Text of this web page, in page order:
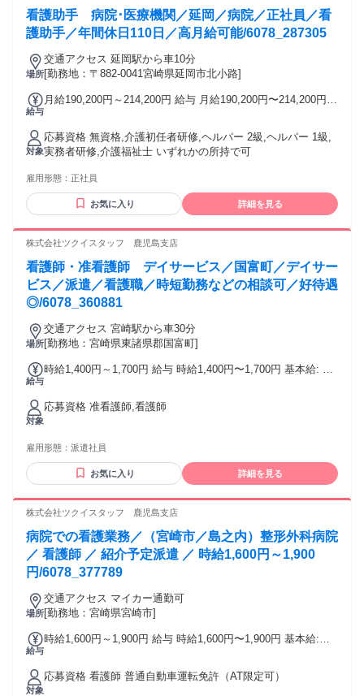
看護助手 病院･医療機関／延岡／病院／正社員／看
護助手／年間休日110日／高月給可能/6078_287305
場所
交通アクセス 延岡駅から車10分
[勤務地：〒882-0041宮崎県延岡市北小路]
給与
月給190,200円～214,200円 給与 月給190,200円〜214,200円
14,000円 その他手当: ＊準夜勤手当２，５００円／回 ＊深夜
勤手当 （４）勤務：３，３００円／回 （５）勤務：５，７０
０円／回 給与詳細: 月給には(5)の夜勤4回分の手当を想定して
おります。 賞与（前年度実績）: 年2回 計 2.60ヶ月分 昇給
い方法）: 15日締め・当月25日支払い 銀行振込
対象
応募資格 無資格,介護初任者研修,ヘルパー 2級,ヘルパー 1級,
実務者研修,介護福祉士 いずれかの所持で可
雇用形態： 正社員
お気に入り 詳細を見る
株式会社ツクイスタッフ 鹿児島支店
看護師・准看護師 デイサービス／国富町／デイサー
ビス／派遣／看護職／時短勤務などの相談可／好待遇
◎/6078_360881
場所
交通アクセス 宮崎駅から車30分
[勤務地：宮崎県東諸県郡国富町]
給与
時給1,400円～1,700円 給与 時給1,400円〜1,700円 基本給: 准
他手当: 所定外手当(時給25%割増) 年末年始手当 給与詳細: 経
験を考慮の上決定 昇給（前年度実績）: あり：当社規定によ
銀行振込
対象
応募資格 准看護師,看護師
雇用形態： 派遣社員
お気に入り 詳細を見る
株式会社ツクイスタッフ 鹿児島支店
病院での看護業務／（宮崎市／島之内）整形外科病院
／ 看護師 ／ 紹介予定派遣 ／ 時給1,600円～1,900
円/6078_377789
場所
交通アクセス マイカー通勤可
[勤務地：宮崎県宮崎市]
給与
時給1,600円～1,900円 給与 時給1,600円〜1,900円 基本給:
間除く) 夜勤手当別途6,000/回支給 所定外手当 年末年始手当
給与詳細: ※経験を考慮の上、面接後に決定 賞与（前年度実
対象
応募資格 看護師 普通自動車運転免許（AT限定可）